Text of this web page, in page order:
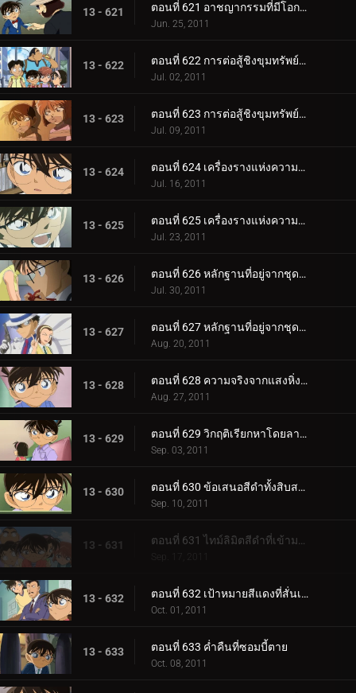
13 - 621 ตอนที่ 621 อาชญากรรมที่มีโอกาสศูนย์เปอร์เซ็นที่จะเกิดขึ้น
Jun. 25, 2011
13 - 622 ตอนที่ 622 การต่อสู้ชิงขุมทรัพย์ในโกดังปริศนา (ตอน 1)
Jul. 02, 2011
13 - 623 ตอนที่ 623 การต่อสู้ชิงขุมทรัพย์ในโกดังปริศนา (ตอน 2)
Jul. 09, 2011
13 - 624 ตอนที่ 624 เครื่องรางแห่งความอายที่หายไป (ตอน 1)
Jul. 16, 2011
13 - 625 ตอนที่ 625 เครื่องรางแห่งความอายที่หายไป (ตอน 2)
Jul. 23, 2011
13 - 626 ตอนที่ 626 หลักฐานที่อยู่จากชุดสีดำ (ตอน 1)
Jul. 30, 2011
13 - 627 ตอนที่ 627 หลักฐานที่อยู่จากชุดสีดำ (ตอน 2)
Aug. 20, 2011
13 - 628 ตอนที่ 628 ความจริงจากแสงหิ่งห้อย
Aug. 27, 2011
13 - 629 ตอนที่ 629 วิกฤติเรียกหาโดยลางสังหรณ์สีแดง
Sep. 03, 2011
13 - 630 ตอนที่ 630 ข้อเสนอสีดำทั้งสิบสาม
Sep. 10, 2011
13 - 631 ตอนที่ 631 ไทม์ลิมิตสีดำที่เข้ามาใกล้
Sep. 17, 2011
13 - 632 ตอนที่ 632 เป้าหมายสีแดงที่สั่นเครือ
Oct. 01, 2011
13 - 633 ตอนที่ 633 ค่ำคืนที่ซอมบี้ตาย
Oct. 08, 2011